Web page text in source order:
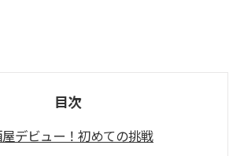
目次
デビュー！初めての挑戦